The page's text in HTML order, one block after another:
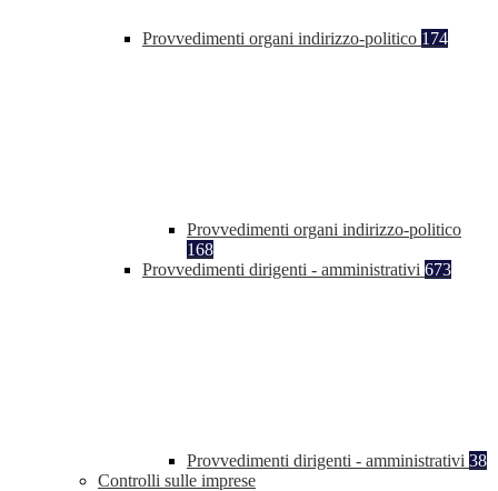
Provvedimenti organi indirizzo-politico 174
Provvedimenti organi indirizzo-politico
168
Provvedimenti dirigenti - amministrativi 673
Provvedimenti dirigenti - amministrativi 38
Controlli sulle imprese